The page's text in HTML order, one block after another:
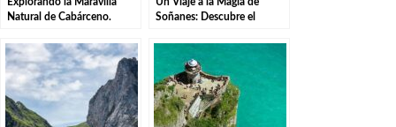
Natural de Cabárceno.
Soñanes: Descubre el